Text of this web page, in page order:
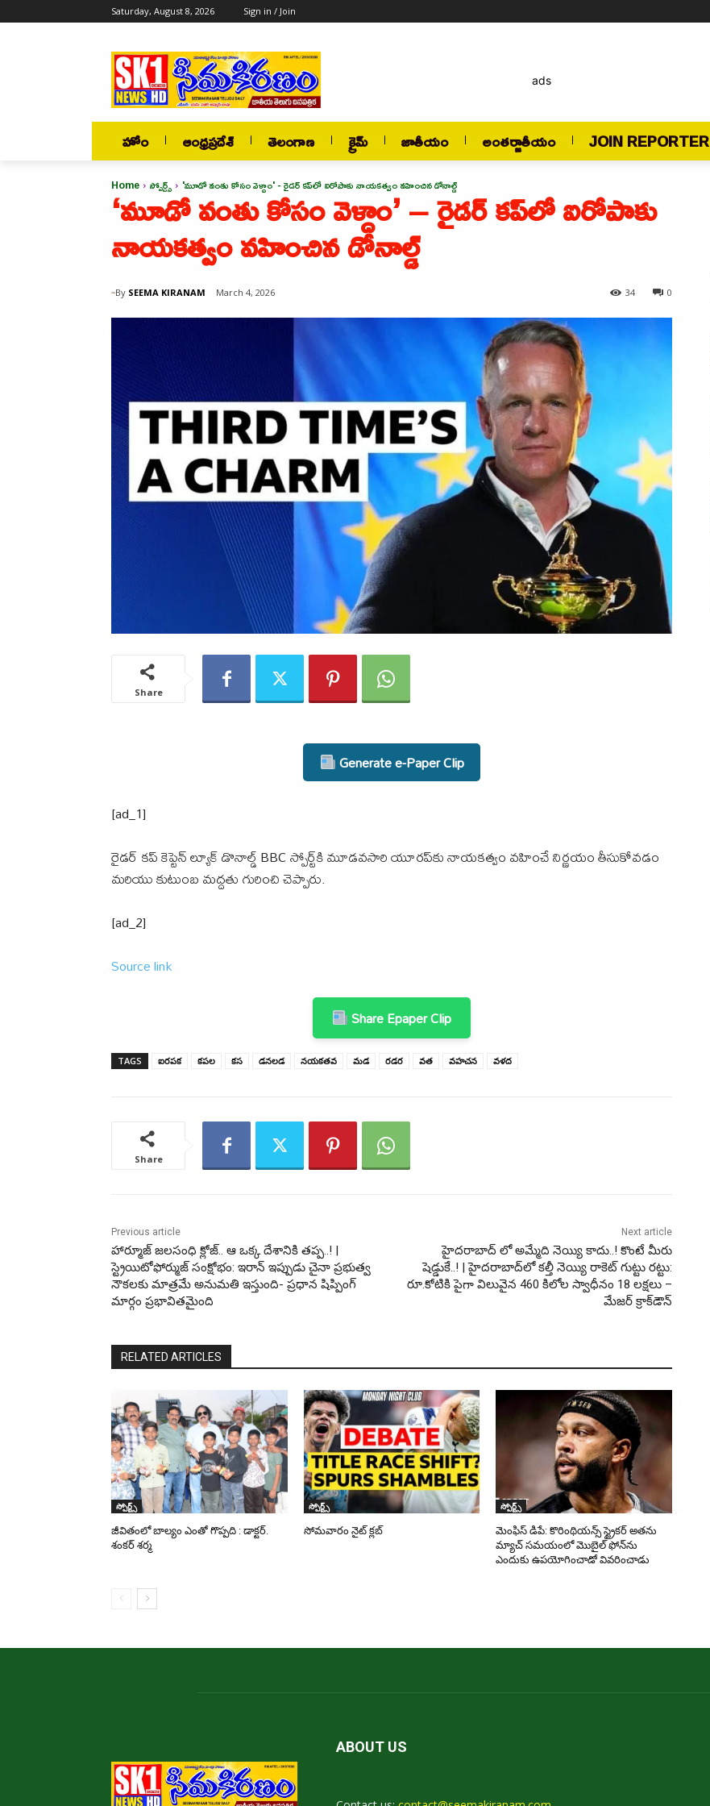
Saturday, August 8, 2026 Sign in / Join
ads
హోం ఆంధ్రప్రదేశ్ తెలంగాణ క్రైమ్ జాతీయం అంతర్జాతీయం JOIN REPORTER
Home స్పోర్ట్స్ 'మూడో వంతు కోసం వెళ్దాం' - రైడర్ కప్‌లో ఐరోపాకు నాయకత్వం వహించిన డోనాల్డ్
‘మూడో వంతు కోసం వెళ్దాం’ – రైడర్ కప్‌లో ఐరోపాకు
నాయకత్వం వహించిన డోనాల్డ్
By SEEMA KIRANAM March 4, 2026 0
34
Share
Generate e-Paper Clip
[ad_1]
రైడర్ కప్ కెప్టెన్ ల్యూక్ డొనాల్డ్ BBC స్పోర్ట్‌కి మూడవసారి యూరప్‌కు నాయకత్వం వహించే నిర్ణయం తీసుకోవడం
మరియు కుటుంబ మద్దతు గురించి చెప్పారు.
[ad_2]
Source link
Share Epaper Clip
TAGS ఐరపక కపల కస డనలడ నయకతవ మడ రడర వత వహచన వళద
Share
Previous article
హార్మూజ్ జలసంధి క్లోజ్.. ఆ ఒక్క దేశానికి తప్ప..! |
స్ట్రెయిటోఫోర్ముజ్ సంక్షోభం: ఇరాన్ ఇప్పుడు చైనా ప్రభుత్వ
నౌకలకు మాత్రమే అనుమతి ఇస్తుంది- ప్రధాన షిప్పింగ్
మార్గం ప్రభావితమైంది
Next article
హైదరాబాద్ లో అమ్మేది నెయ్యి కాదు..! కొంటే మీరు
షెడ్డుకే..! | హైదరాబాద్‌లో కల్తీ నెయ్యి రాకెట్‌ గుట్టు రట్టు:
రూ.కోటికి పైగా విలువైన 460 కిలోల స్వాధీనం 18 లక్షలు –
మేజర్ క్రాక్‌డౌన్
RELATED ARTICLES
స్పోర్ట్స్
జీవితంలో బాల్యం ఎంతో గొప్పది : డాక్టర్.
శంకర్ శర్మ
స్పోర్ట్స్
సోమవారం నైట్ క్లబ్
స్పోర్ట్స్
మెంఫిస్ డిపే: కొరింథియన్స్ స్ట్రైకర్ అతను
మ్యాచ్ సమయంలో మొబైల్ ఫోన్‌ను
ఎందుకు ఉపయోగించాడో వివరించాడు
ABOUT US